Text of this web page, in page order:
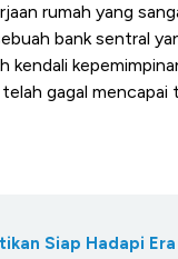
rumah yang
bank sentral
kendali
gagal
Siap Hadapi